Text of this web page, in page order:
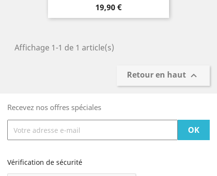
Prix
19,90 €
Affichage 1-1 de 1 article(s)
Retour en haut 
Recevez nos offres spéciales
Vérification de sécurité